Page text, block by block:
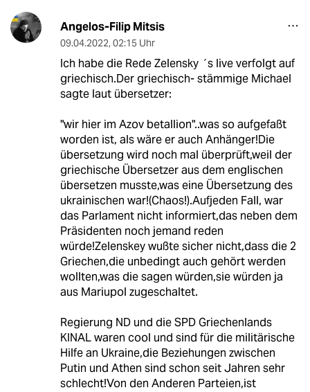
Angelos-Filip Mitsis
09.04.2022, 02:15 Uhr
Ich habe die Rede Zelensky ´s live verfolgt auf
griechisch.Der griechisch- stämmige Michael
sagte laut übersetzer:
"wir hier im Azov betallion"..was so aufgefaßt
worden ist, als wäre er auch Anhänger!Die
übersetzung wird noch mal überprüft,weil der
griechische Übersetzer aus dem englischen
übersetzen musste,was eine Übersetzung des
ukrainischen war!(Chaos!).Aufjeden Fall, war
das Parlament nicht informiert,das neben dem
Präsidenten noch jemand reden
würde!Zelenskey wußte sicher nicht,dass die 2
Griechen,die unbedingt auch gehört werden
wollten,was die sagen würden,sie würden ja
aus Mariupol zugeschaltet.
Regierung ND und die SPD Griechenlands
KINAL waren cool und sind für die militärische
Hilfe an Ukraine,die Beziehungen zwischen
Putin und Athen sind schon seit Jahren sehr
schlecht!Von den Anderen Parteien,ist